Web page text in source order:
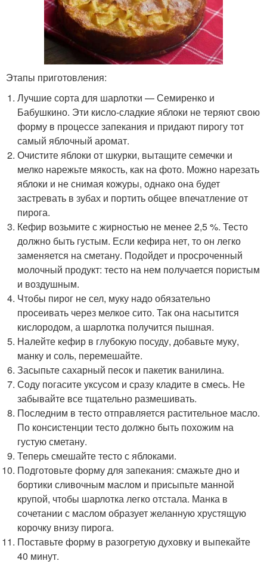
Этапы приготовления:
Лучшие сорта для шарлотки — Семиренко и
Бабушкино. Эти кисло-сладкие яблоки не теряют свою
форму в процессе запекания и придают пирогу тот
самый яблочный аромат.
Очистите яблоки от шкурки, вытащите семечки и
мелко нарежьте мякость, как на фото. Можно нарезать
яблоки и не снимая кожуры, однако она будет
застревать в зубах и портить общее впечатление от
пирога.
Кефир возьмите с жирностью не менее 2,5 %. Тесто
должно быть густым. Если кефира нет, то он легко
заменяется на сметану. Подойдет и просроченный
молочный продукт: тесто на нем получается пористым
и воздушным.
Чтобы пирог не сел, муку надо обязательно
просеивать через мелкое сито. Так она насытится
кислородом, а шарлотка получится пышная.
Налейте кефир в глубокую посуду, добавьте муку,
манку и соль, перемешайте.
Засыпьте сахарный песок и пакетик ванилина.
Соду погасите уксусом и сразу кладите в смесь. Не
забывайте все тщательно размешивать.
Последним в тесто отправляется растительное масло.
По консистенции тесто должно быть похожим на
густую сметану.
Теперь смешайте тесто с яблоками.
Подготовьте форму для запекания: смажьте дно и
бортики сливочным маслом и присыпьте манной
крупой, чтобы шарлотка легко отстала. Манка в
сочетании с маслом образует желанную хрустящую
корочку внизу пирога.
Поставьте форму в разогретую духовку и выпекайте
40 минут.